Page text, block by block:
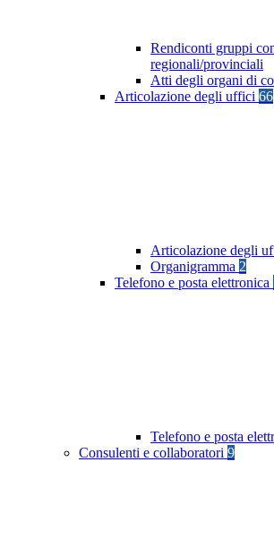
Rendiconti gruppi
regionali/provinciali
Atti degli organi di
Articolazione degli uffici 66
Articolazione degli
Organigramma 2
Telefono e posta elettronica
Telefono e posta
Consulenti e collaboratori 9